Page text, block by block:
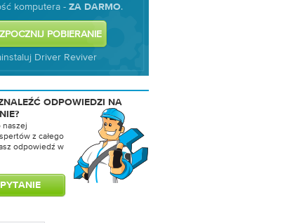
komputera - ZA DARMO.
Driver Reviver
ODPOWIEDZI NA
naszej
z całego
odpowiedź w